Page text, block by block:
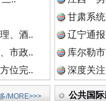
新闻网
新闻网
、酒..
市政..
位完..
甘肃系
辽宁通
库尔勒
深度关
/MORE>>> 公共国际